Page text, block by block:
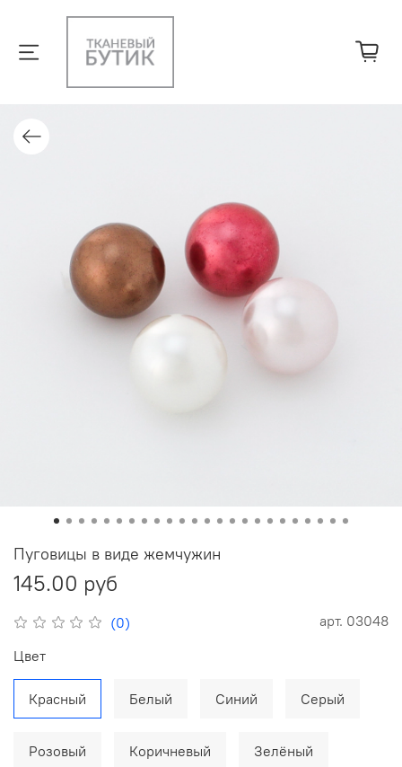
(0) арт. 03048
Пуговицы в виде жемчужин
145.00 руб
Цвет
Красный Белый Синий Серый
Розовый Коричневый Зелёный